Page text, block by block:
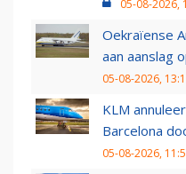
05-08-2026,
Oekraïense
aan aanslag
05-08-2026,
KLM
Barcelona
05-08-2026,